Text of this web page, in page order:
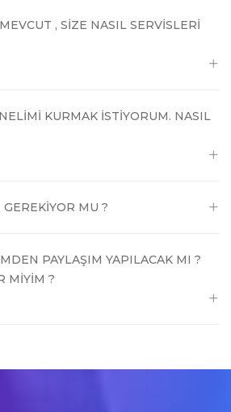
, SİZE NASIL SERVİSLERİ
KURMAK İSTİYORUM. NASIL
MU ?
PAYLAŞIM YAPILACAK MI ?
MİYİM ?